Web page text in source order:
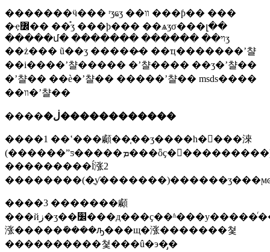
�������ӵ��� ʳʒҩʒ ��װ ���ƥ�� ���
�ҿ߼�� ��֯ʒ ���ϸ��� ��ѧʒσ���լ��
�����մ� ������� ������ ��ױʒ
��ż��� ũ��ʒ �����̷� ��ҵ�������ʼ챨
��i����ʼ챨����� �ʼ챨���� ��ʒ�ʼ챨��
�ʼ챨�� ��è�ʼ챨�� �����ʼ챨�� msds����
��װ�ʼ챨��
���� �ڶ������������
����1 ��ʽ���顣��֤��ʒ����һ����淶
(������ˮƽ�����ܡ���ȫҫ�󡢻���������)
���������ĺ涨2
����3 �������顣
���йز�ʒ��׼���д���ҫ��ʱ���у�����ͬ����������֤��ʒ�
涨�����ܺ����ԡ���щ�涨�������쳧
����������쳧���û�э�̡�